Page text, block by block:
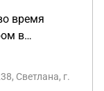
время
меня
уведомил
Светлана, г.